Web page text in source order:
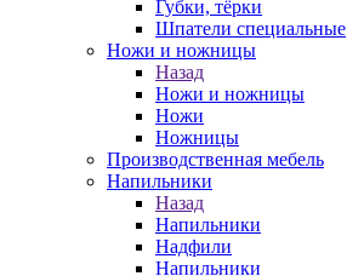
Губки, тёрки
Шпатели специальные
Ножи и ножницы
Назад
Ножи и ножницы
Ножи
Ножницы
Производственная мебель
Напильники
Назад
Напильники
Надфили
Напильники